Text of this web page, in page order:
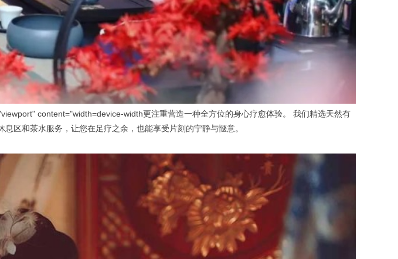
content="width=device-width更注重营造一种全方位的身心疗愈体验。 我们精选天然有
区和茶水服务，让您在足疗之余，也能享受片刻的宁静与惬意。